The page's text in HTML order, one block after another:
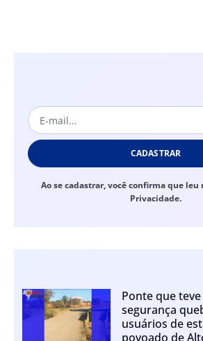
CADASTRAR
Ao se cadastrar, você confirma que leu
Privacidade.
Ponte que
segurança
usuários de
povoado de